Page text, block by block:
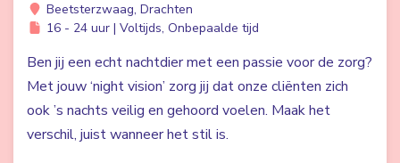
Beetsterzwaag, Drachten
16 - 24 uur | Voltijds, Onbepaalde tijd
Ben jij een echt nachtdier met een passie voor de zorg?
Met jouw ‘night vision’ zorg jij dat onze cliënten zich
ook ’s nachts veilig en gehoord voelen. Maak het
verschil, juist wanneer het stil is.